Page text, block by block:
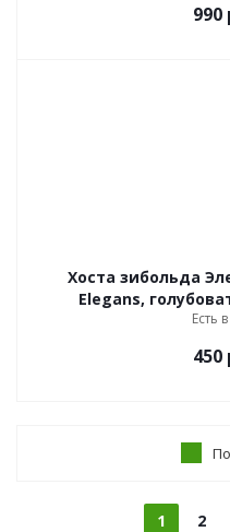
990
Хоста зибольда
Есть
450
1 2